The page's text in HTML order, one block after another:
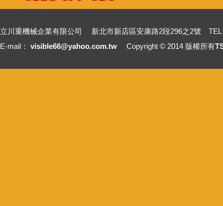
立川重機械企業有限公司 新北市新店區安康路2段296之2號 TEL
E-mail： visible66@yahoo.com.tw Copyright © 2014 版權所有